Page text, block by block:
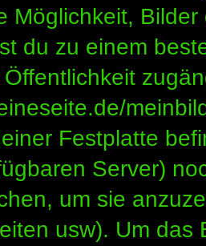
Möglichkeit,
du zu einem
Festplatte
Server)
um sie
usw). Um